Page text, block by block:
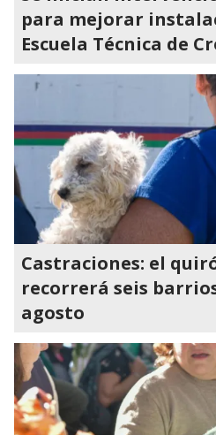
para mejorar
Escuela Técnica de
Castraciones: el
recorrerá seis
agosto